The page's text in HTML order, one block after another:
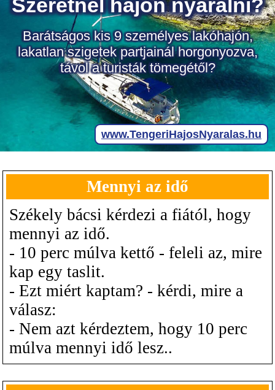
Mennyi az idő
Székely bácsi kérdezi a fiától, hogy
mennyi az idő.
- 10 perc múlva kettő - feleli az, mire
kap egy taslit.
- Ezt miért kaptam? - kérdi, mire a
válasz:
- Nem azt kérdeztem, hogy 10 perc
múlva mennyi idő lesz..